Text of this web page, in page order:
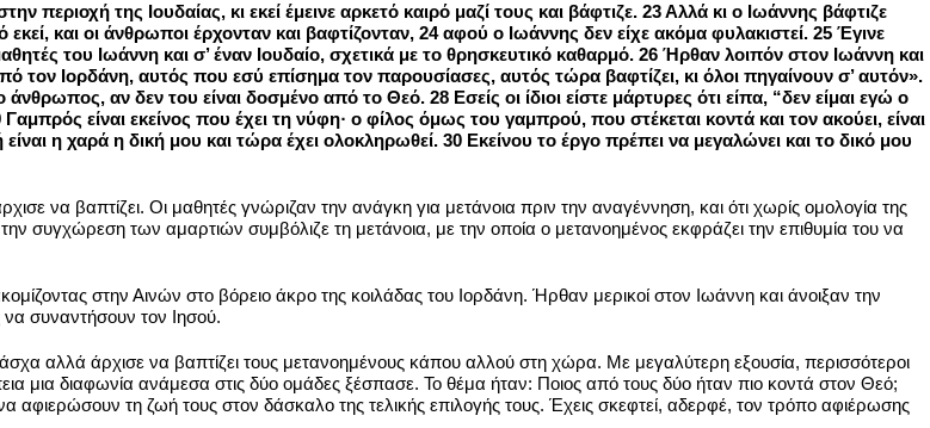
περιοχή της Ιουδαίας, κι εκεί έμεινε αρκετό καιρό μαζί τους και βάφτιζε. 23 Αλλά κι ο Ιωάννης βάφτιζε
και οι άνθρωποι έρχονταν και βαφτίζονταν, 24 αφού ο Ιωάννης δεν είχε ακόμα φυλακιστεί. 25 Έγινε
του Ιωάννη και σ’ έναν Ιουδαίο, σχετικά με το θρησκευτικό καθαρμό. 26 Ήρθαν λοιπόν στον Ιωάννη και
τον Ιορδάνη, αυτός που εσύ επίσημα τον παρουσίασες, αυτός τώρα βαφτίζει, κι όλοι πηγαίνουν σ’ αυτόν».
αν δεν του είναι δοσμένο από το Θεό. 28 Εσείς οι ίδιοι είστε μάρτυρες ότι είπα, “δεν είμαι εγώ ο
είναι εκείνος που έχει τη νύφη· ο φίλος όμως του γαμπρού, που στέκεται κοντά και τον ακούει, είναι
η χαρά η δική μου και τώρα έχει ολοκληρωθεί. 30 Εκείνου το έργο πρέπει να μεγαλώνει και το δικό μου
να βαπτίζει. Οι μαθητές γνώριζαν την ανάγκη για μετάνοια πριν την αναγέννηση, και ότι χωρίς ομολογία της
συγχώρεση των αμαρτιών συμβόλιζε τη μετάνοια, με την οποία ο μετανοημένος εκφράζει την επιθυμία του να
στην Αινών στο βόρειο άκρο της κοιλάδας του Ιορδάνη. Ήρθαν μερικοί στον Ιωάννη και άνοιξαν την
να συναντήσουν τον Ιησού.
αλλά άρχισε να βαπτίζει τους μετανοημένους κάπου αλλού στη χώρα. Με μεγαλύτερη εξουσία, περισσότεροι
μια διαφωνία ανάμεσα στις δύο ομάδες ξέσπασε. Το θέμα ήταν: Ποιος από τους δύο ήταν πιο κοντά στον Θεό;
αφιερώσουν τη ζωή τους στον δάσκαλο της τελικής επιλογής τους. Έχεις σκεφτεί, αδερφέ, τον τρόπο αφιέρωσης